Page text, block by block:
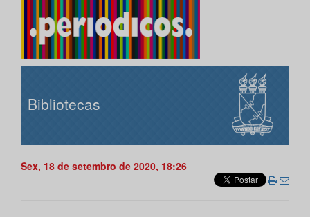
Bibliotecas
Sex, 18 de setembro de 2020, 18:26